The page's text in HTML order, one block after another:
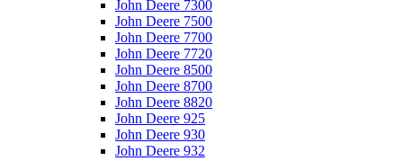
John Deere 7300
John Deere 7500
John Deere 7700
John Deere 7720
John Deere 8500
John Deere 8700
John Deere 8820
John Deere 925
John Deere 930
John Deere 932